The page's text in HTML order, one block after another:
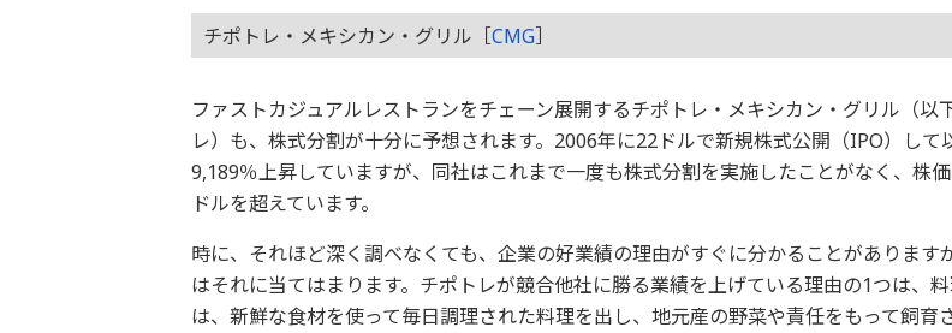
チポトレ・メキシカン・グリル［CMG］
ファストカジュアルレストランをチェーン展開するチポトレ・メキシカン・グリル（以
レ）も、株式分割が十分に予想されます。2006年に22ドルで新規株式公開（IPO）して
9,189％上昇していますが、同社はこれまで一度も株式分割を実施したことがなく、株
ドルを超えています。
時に、それほど深く調べなくても、企業の好業績の理由がすぐに分かることがあります
はそれに当てはまります。チポトレが競合他社に勝る業績を上げている理由の1つは、
は、新鮮な食材を使って毎日調理された料理を出し、地元産の野菜や責任をもって飼育